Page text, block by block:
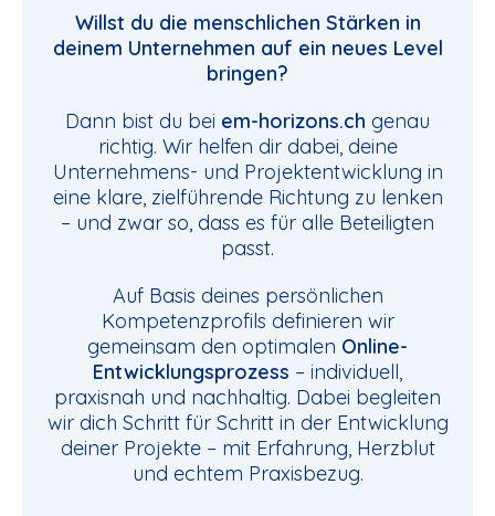
Willst du die menschlichen Stärken in
deinem Unternehmen auf ein neues Level
bringen?
Dann bist du bei em-horizons.ch genau
richtig. Wir helfen dir dabei, deine
Unternehmens- und Projektentwicklung in
eine klare, zielführende Richtung zu lenken
– und zwar so, dass es für alle Beteiligten
passt.
Auf Basis deines persönlichen
Kompetenzprofils definieren wir
gemeinsam den optimalen Online-
Entwicklungsprozess – individuell,
praxisnah und nachhaltig. Dabei begleiten
wir dich Schritt für Schritt in der Entwicklung
deiner Projekte – mit Erfahrung, Herzblut
und echtem Praxisbezug.